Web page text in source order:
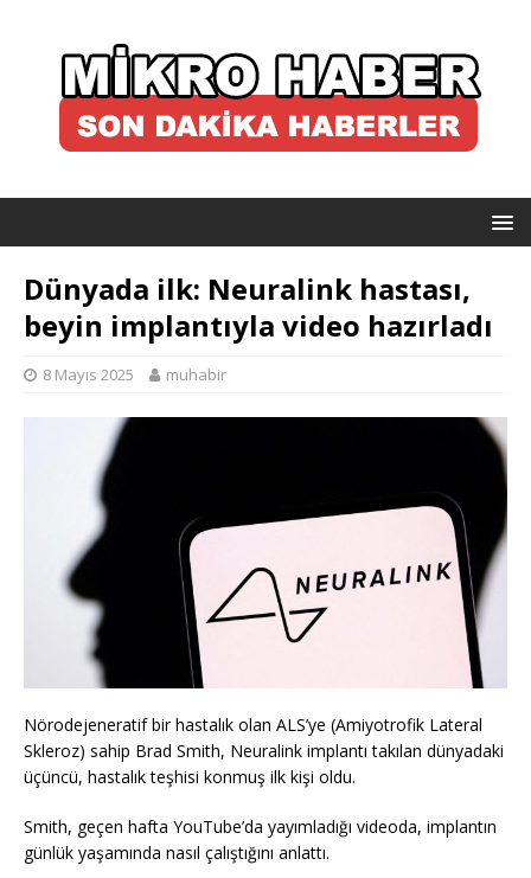
Dünyada ilk: Neuralink hastası,
beyin implantıyla video hazırladı
8 Mayıs 2025 muhabir
Nörodejeneratif bir hastalık olan ALS’ye (Amiyotrofik Lateral
Skleroz) sahip Brad Smith, Neuralink implantı takılan dünyadaki
üçüncü, hastalık teşhisi konmuş ilk kişi oldu.
Smith, geçen hafta YouTube’da yayımladığı videoda, implantın
günlük yaşamında nasıl çalıştığını anlattı.